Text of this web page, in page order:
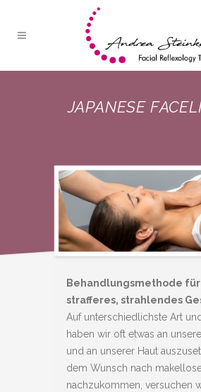
JAPANESE
Behandlungsmethode
strafferes, strahlendes
Auf unterschiedlichste Art
haben wir oft etwas an
und an unserer Haut
dem Wunsch nach
nachzukommen, versuchen